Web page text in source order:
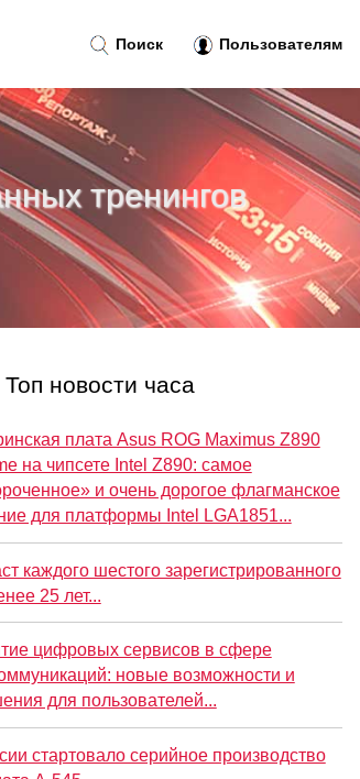
тренингов
Топ новости часа
плата Asus ROG Maximus Z890
на чипсете Intel Z890: самое
и очень дорогое флагманское
для платформы Intel LGA1851...
каждого шестого зарегистрированного
25 лет...
цифровых сервисов в сфере
новые возможности и
для пользователей...
стартовало серийное производство
Поиск Пользователям